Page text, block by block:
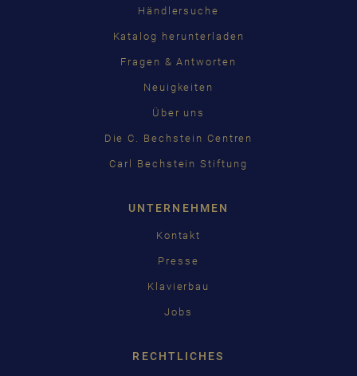
Händlersuche
Katalog herunterladen
Fragen & Antworten
Neuigkeiten
Über uns
Die C. Bechstein Centren
Carl Bechstein Stiftung
UNTERNEHMEN
Kontakt
Presse
Klavierbau
Jobs
RECHTLICHES